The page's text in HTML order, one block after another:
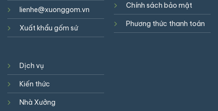
lienhe@xuonggom.vn
Xuất khẩu gốm sứ
Chính sách bảo mật
Phương thức thanh toán
Dịch vụ
Kiến thức
Nhà Xưởng